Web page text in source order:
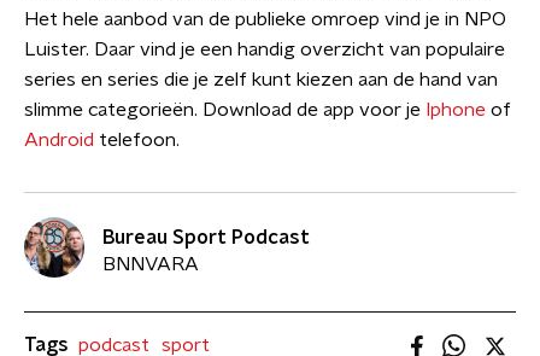
Het hele aanbod van de publieke omroep vind je in NPO
Luister. Daar vind je een handig overzicht van populaire
series en series die je zelf kunt kiezen aan de hand van
slimme categorieën. Download de app voor je Iphone of
Android telefoon.
Bureau Sport Podcast
BNNVARA
Tags podcast
sport